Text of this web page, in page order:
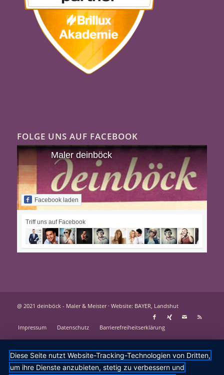
FOLGE UNS AUF FACEBOOK
Maler deinböck
Facebook laden
Triff uns auf Facebook
@ 2021 deinböck - Maler & Meister · Website: BAYER, Landshut
Impressum Datenschutz Barrierefreiheitserklärung
Diese Seite nutzt Website-Tracking-Technologien von Dritten,
um ihre Dienste anzubieten, stetig zu verbessern und